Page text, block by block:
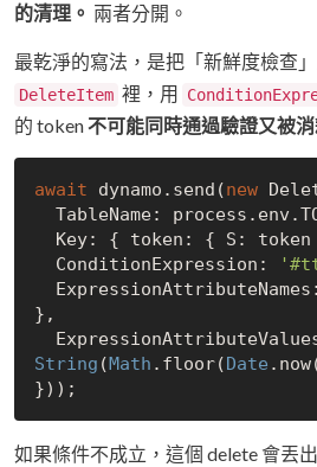
的清理。 兩者分開。
最乾淨的寫法，是把「新鮮度檢查
DeleteItem 裡，用
的 token不可能同時通過驗證又被
await dynamo.send(new
  ConditionExpression:
},
String (Math .floor(Date
如果條件不成立，這個 delete 會丟出